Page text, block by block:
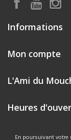
Informations
Mon compte
L'Ami du
Heures
En poursuivant